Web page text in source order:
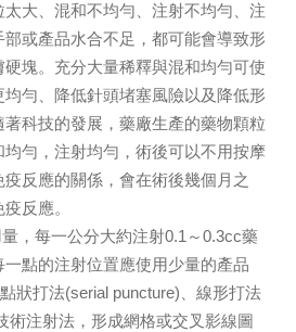
大、混和不均勻、注射不均勻、注
或產品水合不足，都可能會導致形
塊。充分大量稀釋與混和均勻可使
勻、降低針頭堵塞風險以及降低形
科技的發展，藥廠生產的藥物顆粒
勻，注射均勻，術後可以不用按摩
反應的關係，會在術後幾個月之
反應。
，每一公分大約注射0.1～0.3cc藥
點的注射位置應使用少量的產品
狀打法(serial puncture)、線形打法
術注射法，形成網格或交叉影線圖